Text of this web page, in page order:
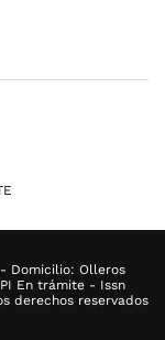
Domicilio: Olleros
En trámite - Issn
derechos reservados